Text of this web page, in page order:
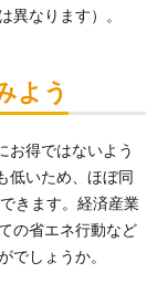
異なります）。
よう
お得ではないよう
低いため、ほぼ同
きます。経済産業
の省エネ行動など
でしょうか。